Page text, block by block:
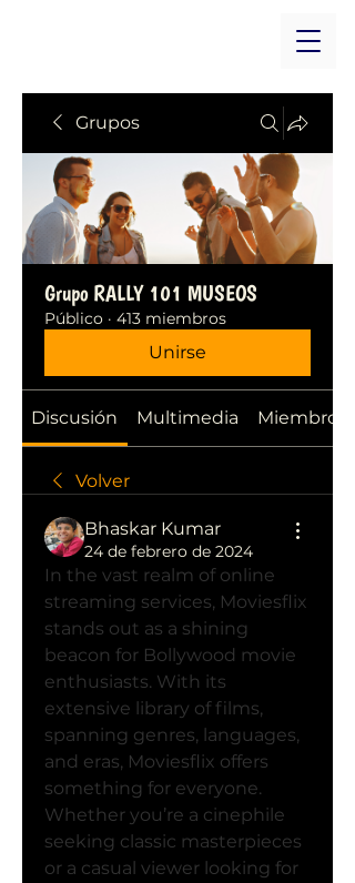
Grupos
Grupo RALLY 101 MUSEOS
Público · 413 miembros
Unirse
Discusión Multimedia Miembros
Volver
Bhaskar Kumar
24 de febrero de 2024
In the vast realm of online
streaming services, Moviesflix
stands out as a shining
beacon for Bollywood movie
enthusiasts. With its
extensive library of films,
spanning genres, languages,
and eras, Moviesflix offers
something for everyone.
Whether you’re a cinephile
seeking classic masterpieces
or a casual viewer looking for